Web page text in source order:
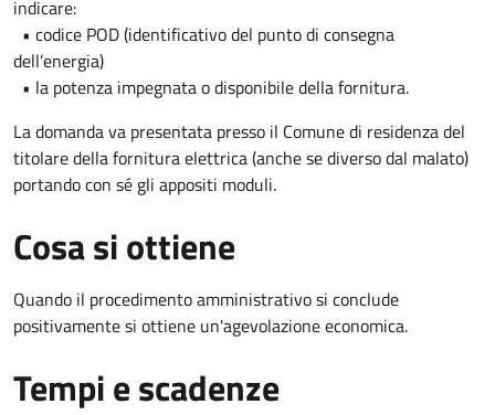
indicare:
• codice POD (identificativo del punto di consegna
dell’energia)
• la potenza impegnata o disponibile della fornitura.
La domanda va presentata presso il Comune di residenza del
titolare della fornitura elettrica (anche se diverso dal malato)
portando con sé gli appositi moduli.
Cosa si ottiene
Quando il procedimento amministrativo si conclude
positivamente si ottiene un'agevolazione economica.
Tempi e scadenze